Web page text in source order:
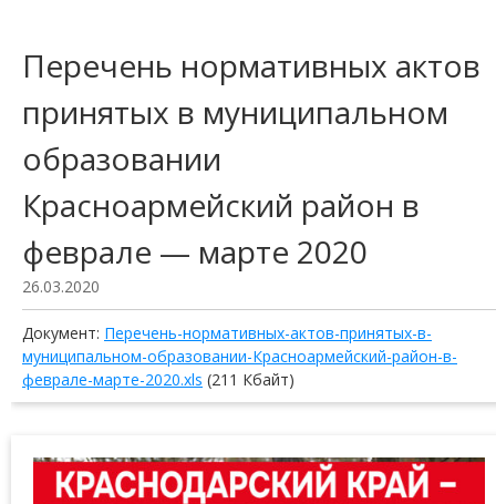
Перечень нормативных актов
принятых в муниципальном
образовании
Красноармейский район в
феврале — марте 2020
26.03.2020
Документ: Перечень-нормативных-актов-принятых-в-
муниципальном-образовании-Красноармейский-район-в-
феврале-марте-2020.xls (211 Кбайт)